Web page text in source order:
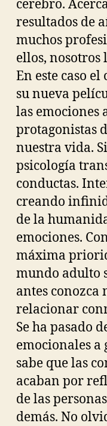
cerebro.
resultados de
muchos
ellos, nosotros
En este caso
su nueva
las emociones
protagonistas
nuestra vida.
psicología
conductas.
creando
de la
emociones.
máxima
mundo adulto
antes
relacionar
Se ha pasado
emocionales a
sabe que las
acaban por
de las
demás. No